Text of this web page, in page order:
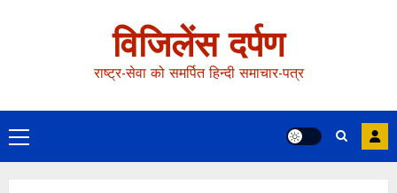
विजिलेंस दर्पण
राष्ट्र-सेवा को समर्पित हिन्दी समाचार-पत्र